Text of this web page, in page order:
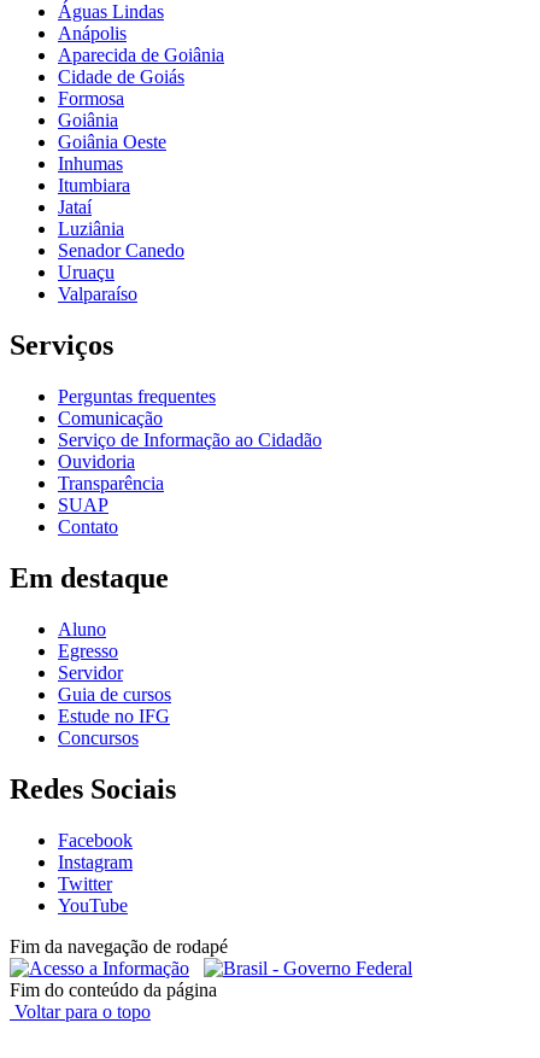
Águas Lindas
Anápolis
Aparecida de Goiânia
Cidade de Goiás
Formosa
Goiânia
Goiânia Oeste
Inhumas
Itumbiara
Jataí
Luziânia
Senador Canedo
Uruaçu
Valparaíso
Serviços
Perguntas frequentes
Comunicação
Serviço de Informação ao Cidadão
Ouvidoria
Transparência
SUAP
Contato
Em destaque
Aluno
Egresso
Servidor
Guia de cursos
Estude no IFG
Concursos
Redes Sociais
Facebook
Instagram
Twitter
YouTube
Fim da navegação de rodapé
Fim do conteúdo da página
Voltar para o topo